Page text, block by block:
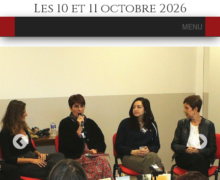
Les 10 et 11 octobre 2026
MENU